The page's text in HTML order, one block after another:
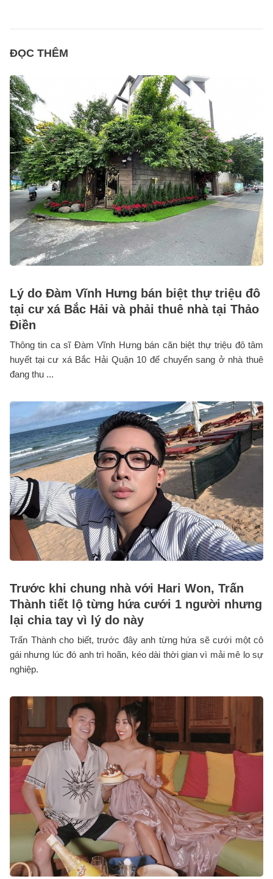
ĐỌC THÊM
Lý do Đàm Vĩnh Hưng bán biệt thự triệu đô
tại cư xá Bắc Hải và phải thuê nhà tại Thảo
Điền
Thông tin ca sĩ Đàm Vĩnh Hưng bán căn biệt thự triệu đô tâm
huyết tại cư xá Bắc Hải Quận 10 để chuyển sang ở nhà thuê
đang thu ...
Trước khi chung nhà với Hari Won, Trấn
Thành tiết lộ từng hứa cưới 1 người nhưng
lại chia tay vì lý do này
Trấn Thành cho biết, trước đây anh từng hứa sẽ cưới một cô
gái nhưng lúc đó anh trì hoãn, kéo dài thời gian vì mải mê lo sự
nghiệp.